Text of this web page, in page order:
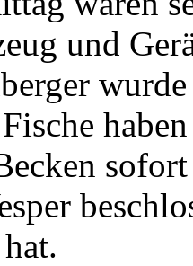
und